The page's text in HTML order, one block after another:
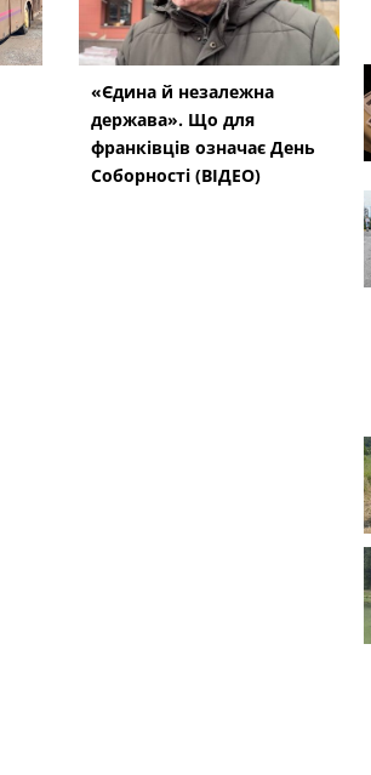
«Єдина й незалежна
держава». Що для
франківців означає День
Соборності (ВІДЕО)